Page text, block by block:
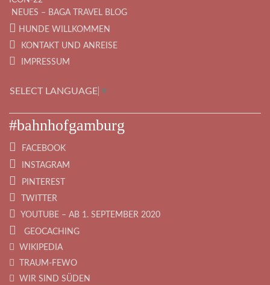
NEUES – BAGA TRAVEL BLOG
HUNDE WILLKOMMEN
KONTAKT UND ANREISE
IMPRESSUM
SELECT LANGUAGE ▼
#bahnhofgamburg
FACEBOOK
INSTAGRAM
PINTEREST
TWITTER
YOUTUBE – AB 1. SEPTEMBER 2020
GEOCACHING
WIKIPEDIA
TRAUM-FEWO
WIR SIND SÜDEN